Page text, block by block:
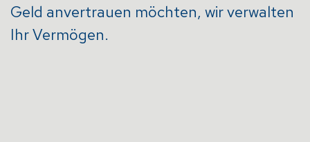
Geld anvertrauen möchten, wir verwalten
Ihr Vermögen.